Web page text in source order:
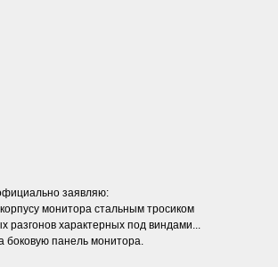
заявляю:
монитора стальным тросиком
характерных под виндами...
боковую панель монитора.